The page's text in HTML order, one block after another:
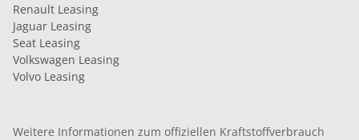
Renault Leasing
Jaguar Leasing
Seat Leasing
Volkswagen Leasing
Volvo Leasing
Weitere Informationen zum offiziellen Kraftstoffverbrauch